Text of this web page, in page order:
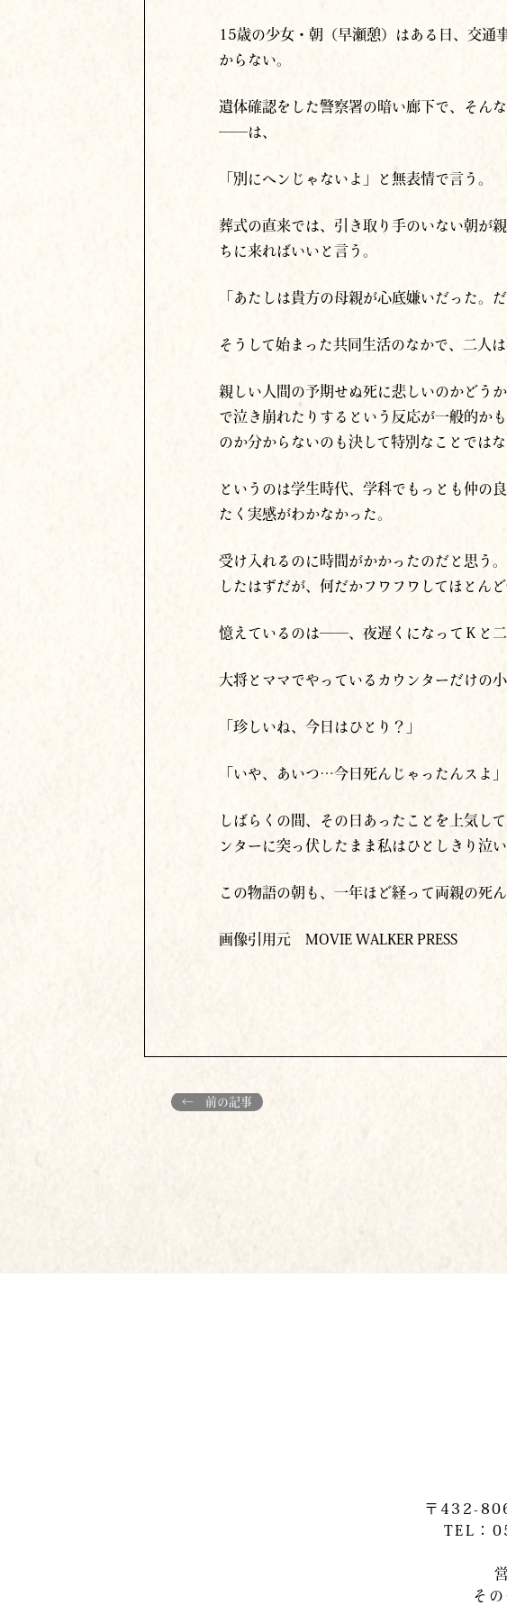
15歳の少女・朝（早瀬憩）はある日、交通
からない。
遺体確認をした警察署の暗い廊下で、そん
──は、
「別にヘンじゃないよ」と無表情で言う。
葬式の直来では、引き取り手のいない朝が
ちに来ればいいと言う。
「あたしは貴方の母親が心底嫌いだった。
そうして始まった共同生活のなかで、二人
親しい人間の予期せぬ死に悲しいのかどう
で泣き崩れたりするという反応が一般的か
のか分からないのも決して特別なことではな
というのは学生時代、学科でもっとも仲の
たく実感がわかなかった。
受け入れるのに時間がかかったのだと思う
したはずだが、何だかフワフワしてほとんど
憶えているのは──、夜遅くになってＫと
大将とママでやっている カウンターだけの小
「珍しいね、今日はひとり？」
「いや、あいつ…今日死んじゃったんスよ」
しばらくの間、その日あったことを上気し
ンターに突っ伏したまま私はひとしきり泣い
この物語の朝も、一年ほど経って両親の死
画像引用元 MOVIE WALKER PRESS
← 前の記事
〒432-
​TEL：
そ